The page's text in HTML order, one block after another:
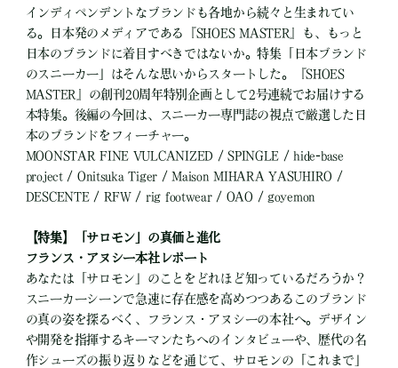
インディペンデントなブランドも各地から続々と生まれてい
る。日本発のメディアである『SHOES MASTER』も、もっと
日本のブランドに着目すべきではないか。特集「日本ブランド
のスニーカー」はそんな思いからスタートした。『SHOES
MASTER』の創刊20周年特別企画として2号連続でお届けする
本特集。後編の今回は、スニーカー専門誌の視点で厳選した日
本のブランドをフィーチャー。
MOONSTAR FINE VULCANIZED / SPINGLE / hide-base
project / Onitsuka Tiger / Maison MIHARA YASUHIRO /
DESCENTE / RFW / rig footwear / OAO / goyemon
【特集】「サロモン」の真価と進化
フランス・アヌシー本社レポート
あなたは「サロモン」のことをどれほど知っているだろうか？
スニーカーシーンで急速に存在感を高めつつあるこのブランド
の真の姿を探るべく、フランス・アヌシーの本社へ。デザイン
や開発を指揮するキーマンたちへのインタビューや、歴代の名
作シューズの振り返りなどを通じて、サロモンの「これまで」